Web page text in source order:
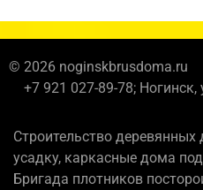
© 2026 noginskbrusdoma.ru
+7 921 027-89-78;
Строительство
усадку, каркасные дома
Бригада плотников